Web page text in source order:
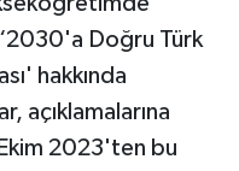
‘2030'a Doğru Türk
hakkında
açıklamalarına
2023'ten bu